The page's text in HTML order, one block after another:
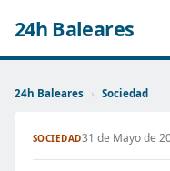
24h Baleares
24h Baleares › Sociedad
SOCIEDAD31 de Mayo de